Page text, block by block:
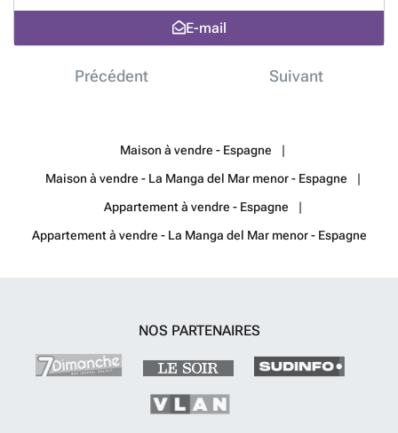
de villa ook gemakkelijk toegankelijk is voor internationale reizigers.
Wil je meer ontdekken over dit waar juweeltje aan de zee. Geef ons
een seintje we helpen u met plezier verder.En savoir plus ?
E-mail
Précédent Suivant
Maison à vendre - Espagne
Maison à vendre - La Manga del Mar menor - Espagne
Appartement à vendre - Espagne
Appartement à vendre - La Manga del Mar menor - Espagne
NOS PARTENAIRES